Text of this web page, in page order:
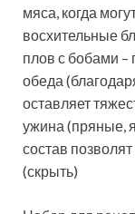
мяса, когда
восхительные
плов с бобами –
обеда
оставляет
ужина (пряные,
состав
(скрыть)